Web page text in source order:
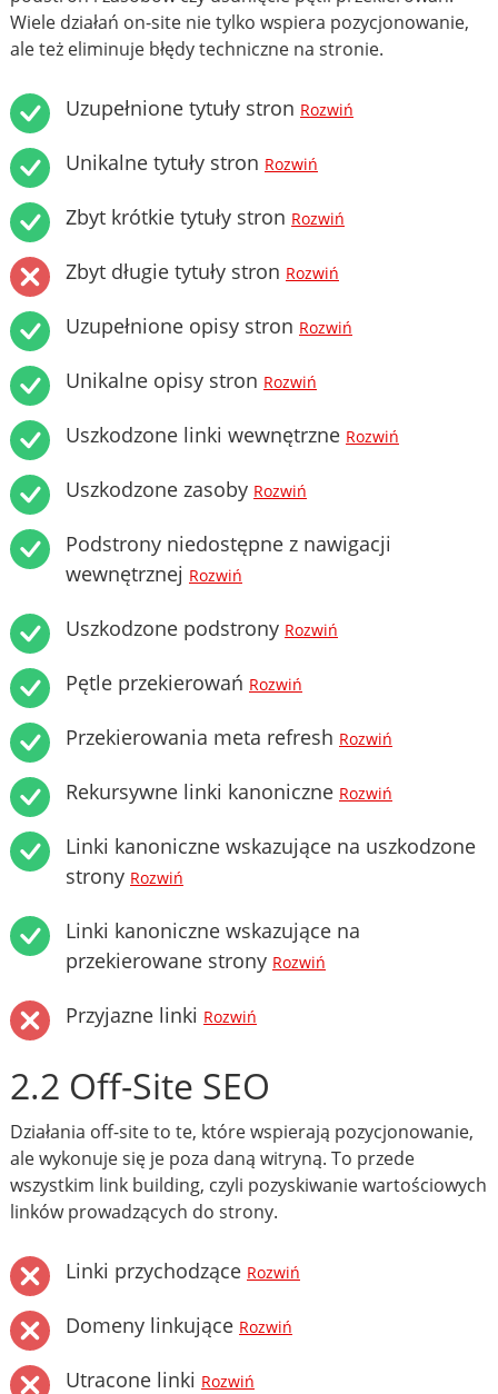
Wiele działań on-site nie tylko wspiera pozycjonowanie,
ale też eliminuje błędy techniczne na stronie.
Uzupełnione tytuły stron Rozwiń
Unikalne tytuły stron Rozwiń
Zbyt krótkie tytuły stron Rozwiń
Zbyt długie tytuły stron Rozwiń
Uzupełnione opisy stron Rozwiń
Unikalne opisy stron Rozwiń
Uszkodzone linki wewnętrzne Rozwiń
Uszkodzone zasoby Rozwiń
Podstrony niedostępne z nawigacji
wewnętrznej Rozwiń
Uszkodzone podstrony Rozwiń
Pętle przekierowań Rozwiń
Przekierowania meta refresh Rozwiń
Rekursywne linki kanoniczne Rozwiń
Linki kanoniczne wskazujące na uszkodzone
strony Rozwiń
Linki kanoniczne wskazujące na
przekierowane strony Rozwiń
Przyjazne linki Rozwiń
2.2 Off-Site SEO
Działania off-site to te, które wspierają pozycjonowanie,
ale wykonuje się je poza daną witryną. To przede
wszystkim link building, czyli pozyskiwanie wartościowych
linków prowadzących do strony.
Linki przychodzące Rozwiń
Domeny linkujące Rozwiń
Utracone linki Rozwiń